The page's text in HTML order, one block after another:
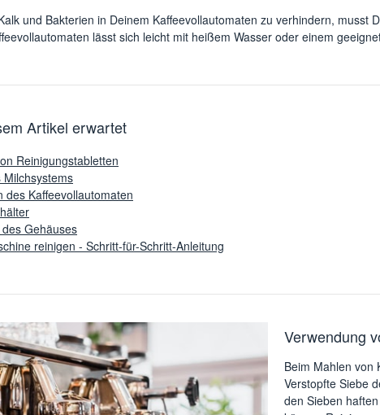
und Bakterien in Deinem Kaffeevollautomaten zu verhindern, musst
lässt sich leicht mit heißem Wasser oder einem
Artikel erwartet
Reinigungstabletten
Milchsystems
des Kaffeevollautomaten
Gehäuses
reinigen - Schritt-für-Schritt-Anleitung
Verwendung
Beim Mahlen von
Verstopfte Siebe
den Sieben